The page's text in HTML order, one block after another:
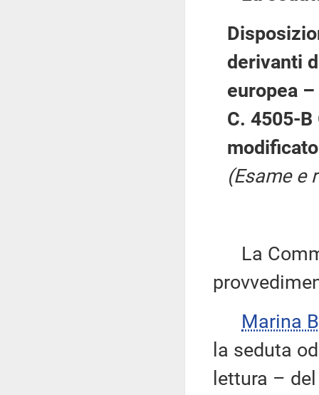
derivanti
europea
C. 4505-
(Esame e
La
Marina
la seduta
lettura –